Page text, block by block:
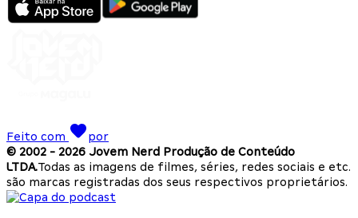
Feito com
por
© 2002 - 2026 Jovem Nerd Produção de Conteúdo
LTDA.Todas as imagens de filmes, séries, redes sociais e etc.
são marcas registradas dos seus respectivos proprietários.